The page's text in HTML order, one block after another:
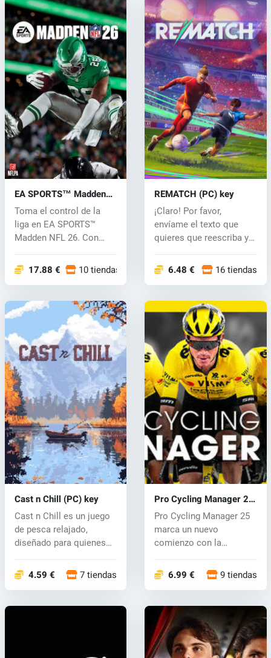
EA SPORTS™ Madden
NFL 26 (PC) key
Toma el control de la
liga en EA SPORTS™
Madden NFL 26. Con
17.88 € 10 tiendas
REMATCH (PC) key
¡Claro! Por favor,
envíame el texto que
quieres que reescriba y
6.48 € 16 tiendas
Cast n Chill (PC) key
Cast n Chill es un juego
de pesca relajado,
diseñado para quienes
4.59 € 7 tiendas
Pro Cycling Manager 25
(PC) key
Pro Cycling Manager 25
marca un nuevo
comienzo con la
6.99 € 9 tiendas